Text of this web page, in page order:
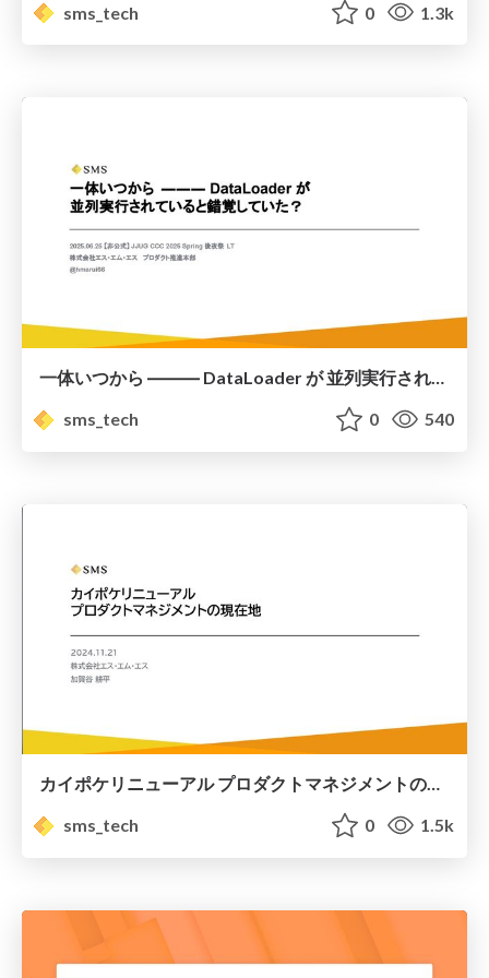
sms_tech 0 1.3k
一体いつから ――― DataLoader が 並列実行されていると錯覚していた？
sms_tech
0 540
カイポケリニューアル プロダクトマネジメントの現在地 / Where we are now with Kaipoke Renewal Product Management
sms_tech
0 1.5k